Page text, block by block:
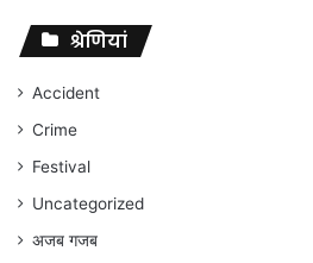
संघर्ष
जारी
रहेगा
अंकित
गौरहा
श्रेणियां
Accident
Crime
Festival
Uncategorized
अजब गजब